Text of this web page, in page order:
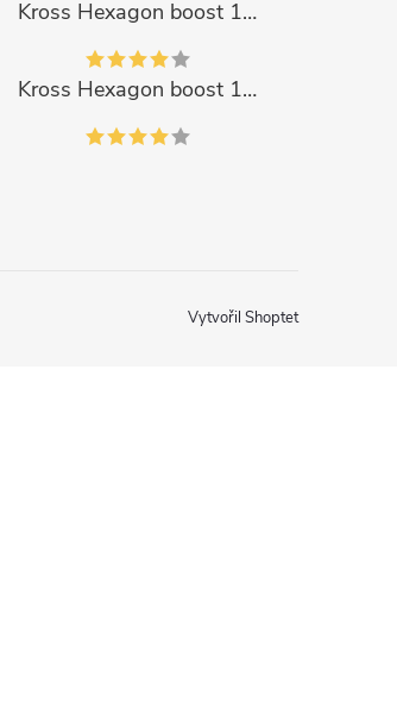
Kross Hexagon boost 1.0 500Wh 2023
Kross Hexagon boost 1.0 500Wh 2023
Vytvořil Shoptet